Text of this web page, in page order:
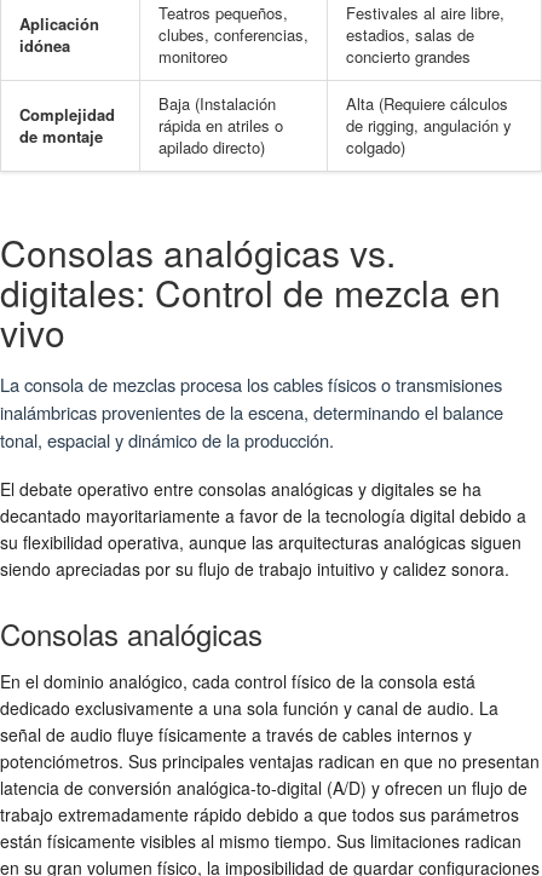
Aplicación
idónea
Teatros pequeños,
clubes, conferencias,
monitoreo
Festivales al aire libre,
estadios, salas de
concierto grandes
Complejidad
de montaje
Baja (Instalación
rápida en atriles o
apilado directo)
Alta (Requiere cálculos
de rigging, angulación y
colgado)
Consolas analógicas vs.
digitales: Control de mezcla en
vivo
La consola de mezclas procesa los cables físicos o transmisiones
inalámbricas provenientes de la escena, determinando el balance
tonal, espacial y dinámico de la producción.
El debate operativo entre consolas analógicas y digitales se ha
decantado mayoritariamente a favor de la tecnología digital debido a
su flexibilidad operativa, aunque las arquitecturas analógicas siguen
siendo apreciadas por su flujo de trabajo intuitivo y calidez sonora.
Consolas analógicas
En el dominio analógico, cada control físico de la consola está
dedicado exclusivamente a una sola función y canal de audio. La
señal de audio fluye físicamente a través de cables internos y
potenciómetros. Sus principales ventajas radican en que no presentan
latencia de conversión analógica-to-digital (A/D) y ofrecen un flujo de
trabajo extremadamente rápido debido a que todos sus parámetros
están físicamente visibles al mismo tiempo. Sus limitaciones radican
en su gran volumen físico, la imposibilidad de guardar configuraciones